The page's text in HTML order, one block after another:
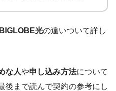
BIGLOBE光の違いついて詳し
な人や申し込み方法について
後まで読んで契約の参考にし